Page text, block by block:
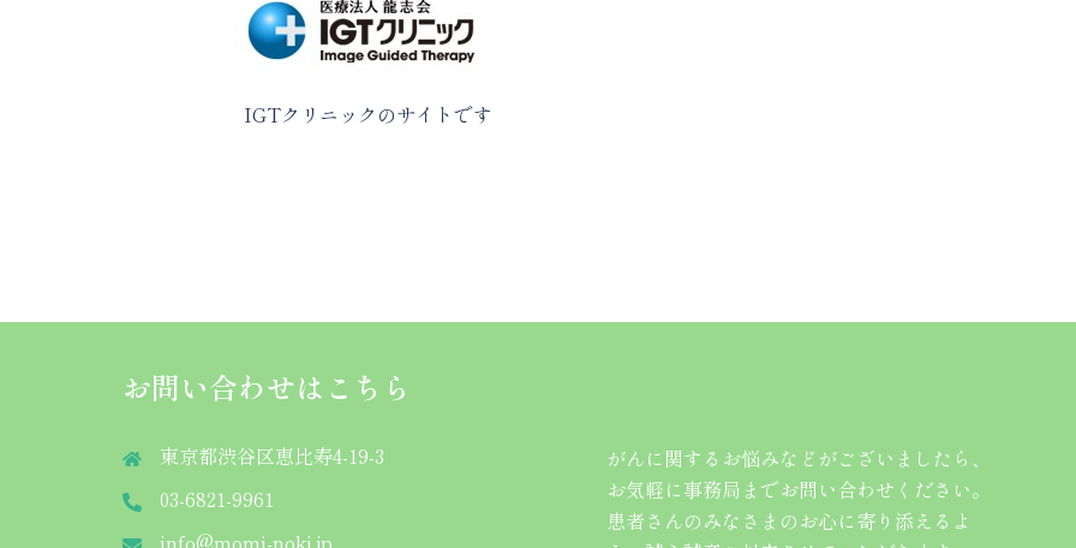
IGTクリニックのサイトです
お問い合わせはこちら
東京都渋谷区恵比寿4-19-3
03-6821-9961
info@momi-noki.jp
がんに関するお悩みなどがございましたら、
お気軽に事務局までお問い合わせください。
患者さんのみなさまのお心に寄り添えるよ